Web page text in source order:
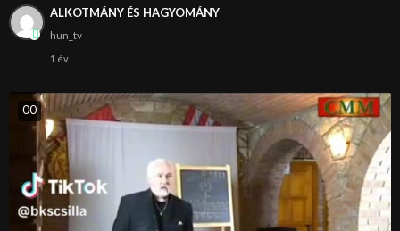
ALKOTMÁNY ÉS HAGYOMÁNY
hun_tv
1 év
00